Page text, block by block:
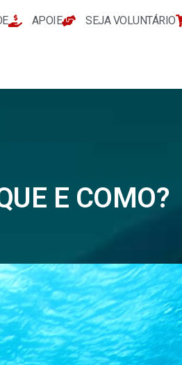
APOIE SEJA VOLUNTÁRIO
E COMO?